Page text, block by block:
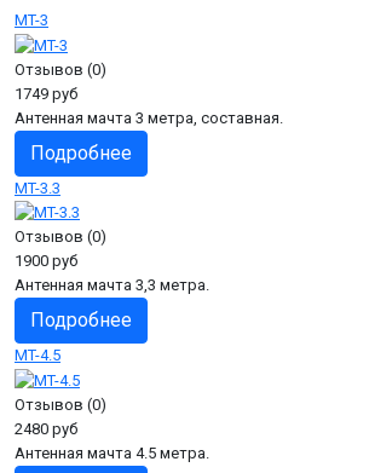
MT-3
Отзывов (0)
1749 руб
Антенная мачта 3 метра, составная.
Подробнее
MT-3.3
Отзывов (0)
1900 руб
Антенная мачта 3,3 метра.
Подробнее
MT-4.5
Отзывов (0)
2480 руб
Антенная мачта 4.5 метра.